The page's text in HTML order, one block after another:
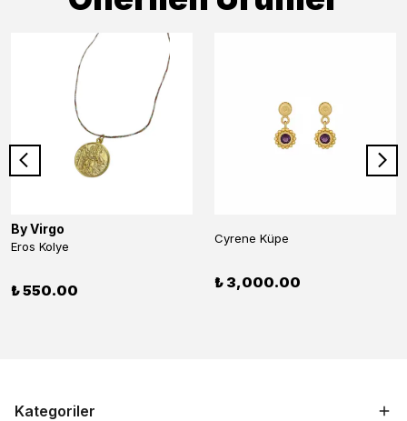
By Virgo
Eros Kolye
₺ 550.00
Cyrene Küpe
₺ 3,000.00
Kategoriler